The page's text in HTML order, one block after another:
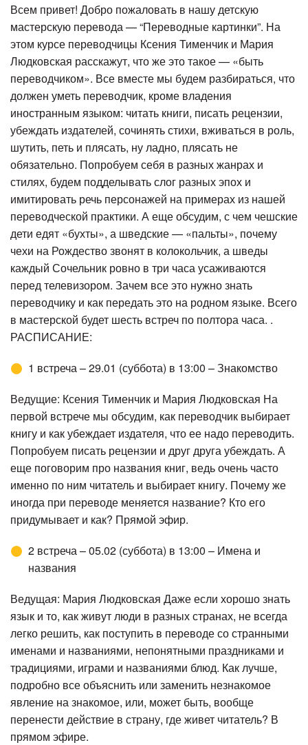
Всем привет! Добро пожаловать в нашу детскую
мастерскую перевода — “Переводные картинки”. На
этом курсе переводчицы Ксения Тименчик и Мария
Людковская расскажут, что же это такое — «быть
переводчиком». Все вместе мы будем разбираться, что
должен уметь переводчик, кроме владения
иностранным языком: читать книги, писать рецензии,
убеждать издателей, сочинять стихи, вживаться в роль,
шутить, петь и плясать, ну ладно, плясать не
обязательно. Попробуем себя в разных жанрах и
стилях, будем подделывать слог разных эпох и
имитировать речь персонажей на примерах из нашей
переводческой практики. А еще обсудим, с чем чешские
дети едят «бухты», а шведские — «пальты», почему
чехи на Рождество звонят в колокольчик, а шведы
каждый Сочельник ровно в три часа усаживаются
перед телевизором. Зачем все это нужно знать
переводчику и как передать это на родном языке. Всего
в мастерской будет шесть встреч по полтора часа. .
РАСПИСАНИЕ:
1 встреча – 29.01 (суббота) в 13:00 – Знакомство
Ведущие: Ксения Тименчик и Мария Людковская На
первой встрече мы обсудим, как переводчик выбирает
книгу и как убеждает издателя, что ее надо переводить.
Попробуем писать рецензии и друг друга убеждать. А
еще поговорим про названия книг, ведь очень часто
именно по ним читатель и выбирает книгу. Почему же
иногда при переводе меняется название? Кто его
придумывает и как? Прямой эфир.
2 встреча – 05.02 (суббота) в 13:00 – Имена и
названия
Ведущая: Мария Людковская Даже если хорошо знать
язык и то, как живут люди в разных странах, не всегда
легко решить, как поступить в переводе со странными
именами и названиями, непонятными праздниками и
традициями, играми и названиями блюд. Как лучше,
подробно все объяснить или заменить незнакомое
явление на знакомое, или, может быть, вообще
перенести действие в страну, где живет читатель? В
прямом эфире.